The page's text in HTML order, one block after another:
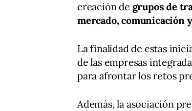
creación de grupos de
mercado, comunicación
La finalidad de estas
de las empresas
para afrontar los retos
Además, la asociación